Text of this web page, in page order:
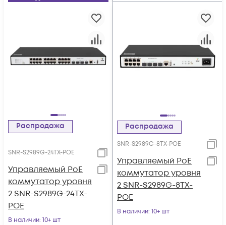
Распродажа
SNR-S2989G-24TX-POE
Управляемый PoE
коммутатор уровня
2 SNR-S2989G-24TX-
POE
В наличии: 10+ шт
Распродажа
SNR-S2989G-8TX-POE
Управляемый PoE
коммутатор уровня
2 SNR-S2989G-8TX-
POE
В наличии: 10+ шт